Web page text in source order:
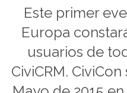
Este primer
Europa
usuarios de
CiviCRM.